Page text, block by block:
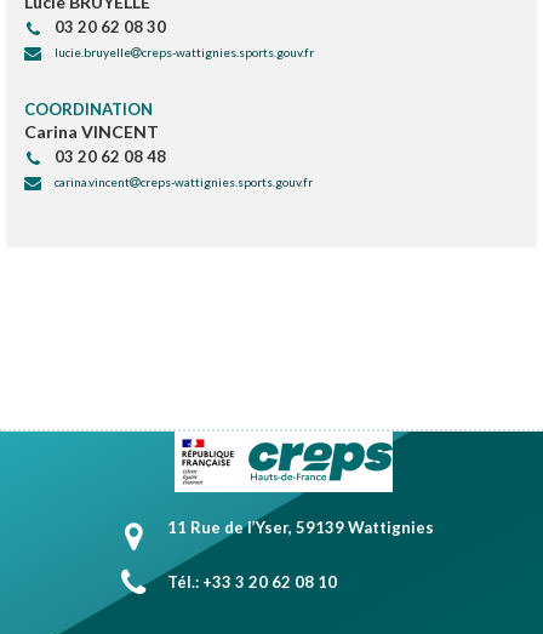
03 20 62 08 30
lucie.bruyelle creps-wattignies.sports.gouv.fr
COORDINATION
Carina VINCENT
03 20 62 08 48
carina.vincent creps-wattignies.sports.gouv.fr
11 Rue de l’Yser, 59139 Wattignies
Tél.: +33 3 20 62 08 10